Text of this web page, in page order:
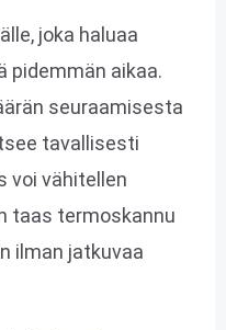
joka haluaa
pidemmän aikaa.
seuraamisesta
tavallisesti
voi vähitellen
taas termoskannu
ilman jatkuvaa